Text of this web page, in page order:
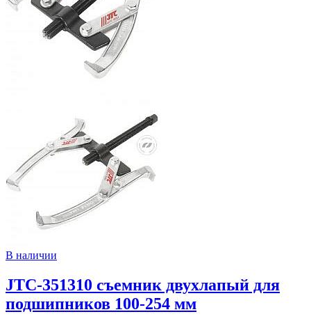
В наличии
JTC-351310 съемник двухлапый для
подшипников 100-254 мм